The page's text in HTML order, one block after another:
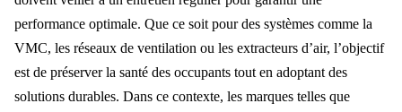
performance optimale. Que ce soit pour des systèmes comme la
VMC, les réseaux de ventilation ou les extracteurs d’air, l’objectif
est de préserver la santé des occupants tout en adoptant des
solutions durables. Dans ce contexte, les marques telles que